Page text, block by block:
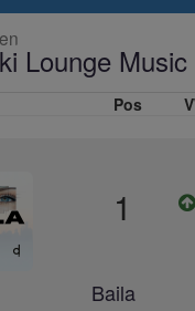
Lounge Music
Pos
1
Baila